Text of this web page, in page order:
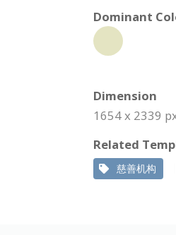
Dominant
Dimension
1654 x 2339
Related
慈善机构